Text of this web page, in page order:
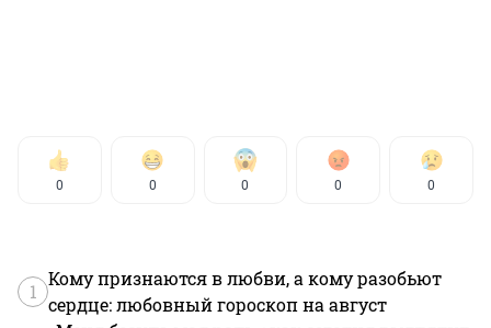
0 0 0 0 0
1
Кому признаются в любви, а кому разобьют
сердце: любовный гороскоп на август